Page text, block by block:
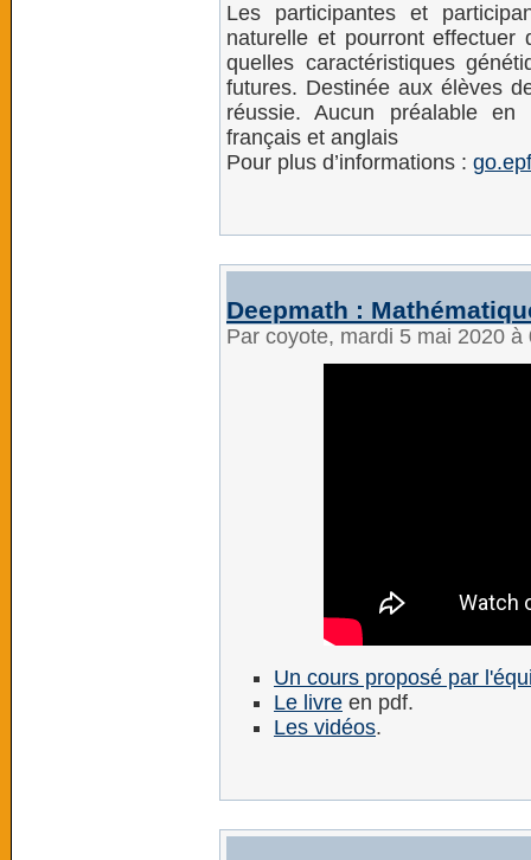
Les participantes et
naturelle et pourront effectuer
quelles caractéristiques
futures. Destinée aux élèves
réussie. Aucun préalable en
français et anglais
Pour plus d’informations :
Deepmath :
Par coyote, mardi 5 mai 2020
Un cours proposé par
Le livre en pdf.
Les vidéos.